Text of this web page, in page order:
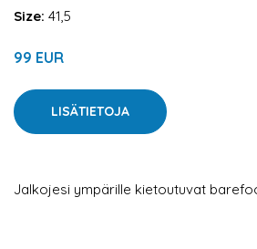
Size: 41,5
99 EUR
LISÄTIETOJA
Jalkojesi ympärille kietoutuvat